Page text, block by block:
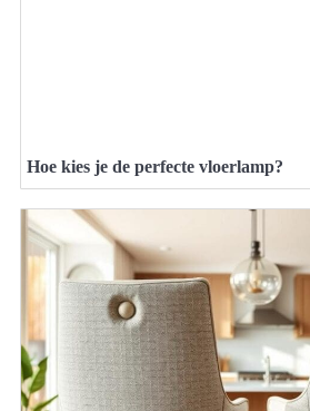
Hoe kies je de perfecte vloerlamp?